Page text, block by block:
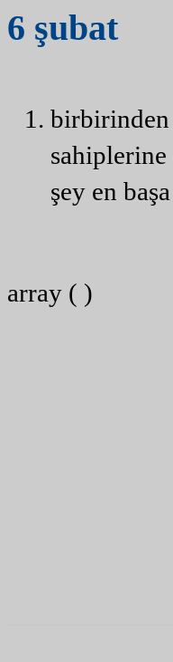
6 şubat
birbirinden
şey en
array ( )